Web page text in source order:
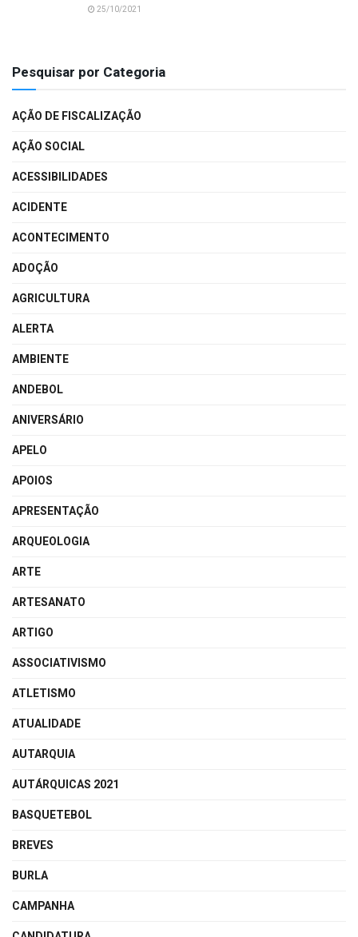
25/10/2021
Pesquisar por Categoria
AÇÃO DE FISCALIZAÇÃO
AÇÃO SOCIAL
ACESSIBILIDADES
ACIDENTE
ACONTECIMENTO
ADOÇÃO
AGRICULTURA
ALERTA
AMBIENTE
ANDEBOL
ANIVERSÁRIO
APELO
APOIOS
APRESENTAÇÃO
ARQUEOLOGIA
ARTE
ARTESANATO
ARTIGO
ASSOCIATIVISMO
ATLETISMO
ATUALIDADE
AUTARQUIA
AUTÁRQUICAS 2021
BASQUETEBOL
BREVES
BURLA
CAMPANHA